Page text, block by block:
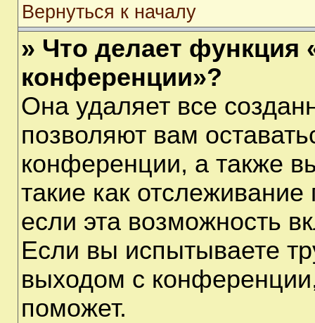
Вернуться к началу
» Что делает функция
конференции»?
Она удаляет все
позволяют вам
конференции, а также
такие как
если эта возможность
Если вы испытываете
выходом с
поможет.